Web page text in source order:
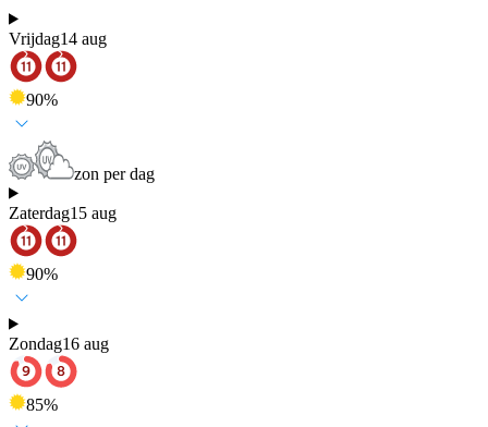
Vrijdag14 aug
90%
zon per dag
Zaterdag15 aug
90%
Zondag16 aug
85%